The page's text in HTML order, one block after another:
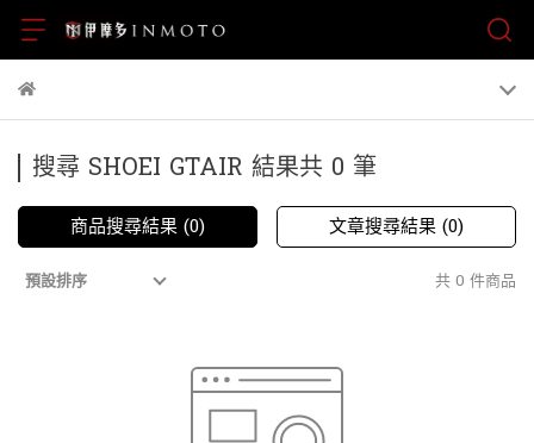
搜尋 SHOEI GTAIR 結果共 0 筆
商品搜尋結果 (0) 文章搜尋結果 (0)
預設排序 共 0 件商品